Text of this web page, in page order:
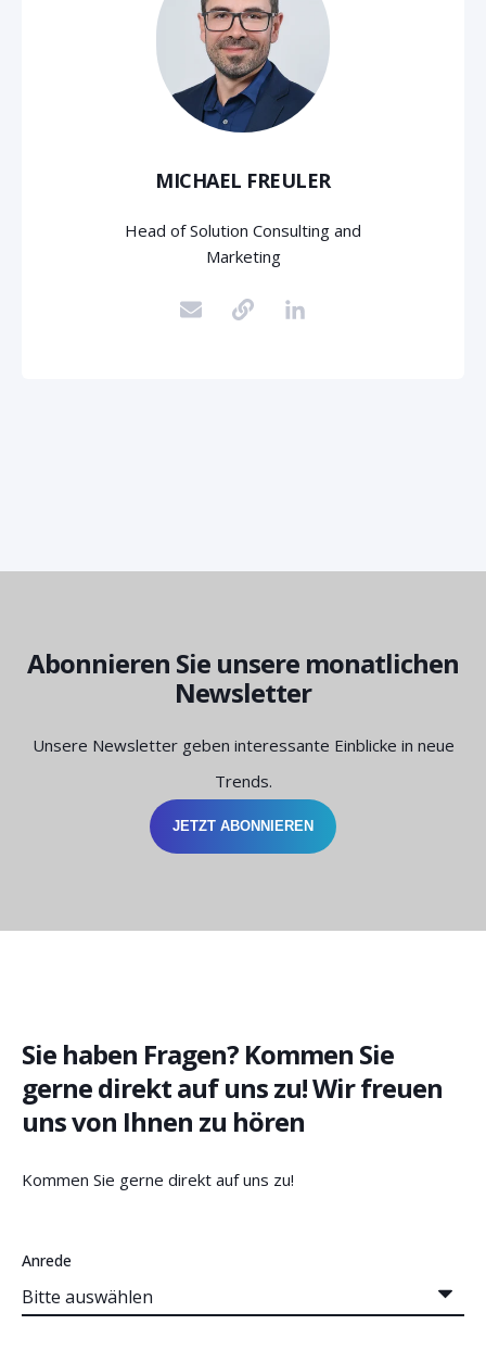
MICHAEL FREULER
Head of Solution Consulting and
Marketing
Abonnieren Sie unsere monatlichen
Newsletter
Unsere Newsletter geben interessante Einblicke in neue
Trends.
JETZT ABONNIEREN
Sie haben Fragen? Kommen Sie
gerne direkt auf uns zu! Wir freuen
uns von Ihnen zu hören
Kommen Sie gerne direkt auf uns zu!
Anrede